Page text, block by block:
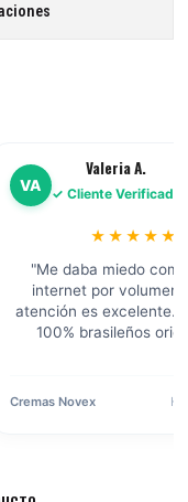
VA
Valeria A.
✓ Cliente Verificado
★★★★★
"Me daba miedo
internet por volumen,
atención es excelente.
100% brasileños
Cremas Novex